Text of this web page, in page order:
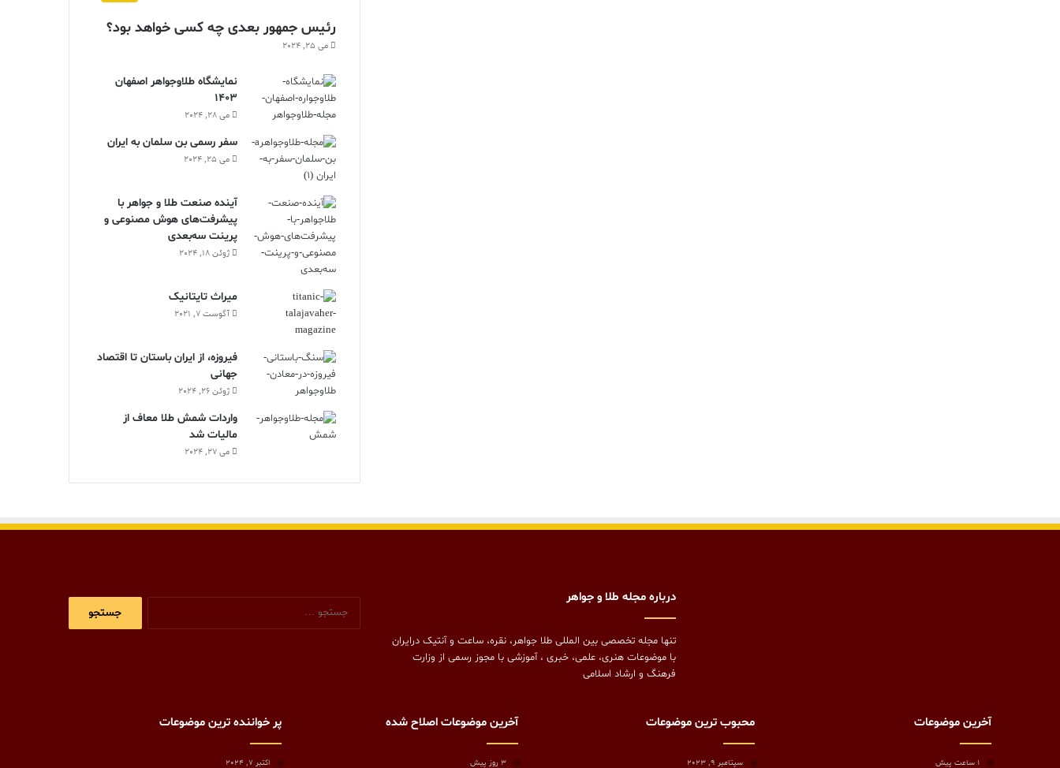
رئیس جمهور بعدی چه کسی خواهد بود؟
می 25, 2024
نمایشگاه طلاوجواهر اصفهان
1403
می 28, 2024
سفر رسمی بن سلمان به ایران
می 25, 2024
آینده صنعت طلا و جواهر با
پیشرفت‌های هوش مصنوعی و
پرینت سه‌بعدی
ژوئن 18, 2024
ميراث تايتانيک
آگوست 7, 2021
فیروزه، از ایران باستان تا اقتصاد
جهانی
ژوئن 26, 2024
واردات شمش طلا معاف از
مالیات شد
می 27, 2024
درباره مجله طلا و جواهر
تنها مجله تخصصی بین المللی طلا جواهر، نقره، ساعت و آنتیک درایران
با موضوعات هنری، علمی، خبری ، آموزشی با مجوز رسمی از وزارت
فرهنگ و ارشاد اسلامی
آخرین موضوعات
1 ساعت پیش
محبوب ترین موضوعات
سپتامبر 9, 2023
آخرین موضوعات اصلاح شده
3 روز پیش
پر خواننده ترین موضوعات
اکتبر 7, 2024